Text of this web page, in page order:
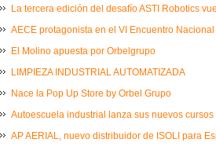
La tercera edición del desafío ASTI Robotics
AECE protagonista en el VI Encuentro
El Molino apuesta por Orbelgrupo
LIMPIEZA INDUSTRIAL AUTOMATIZADA
Nace la Pop Up Store by Orbel Grupo
Autoescuela industrial lanza sus nuevos
AP AERIAL, nuevo distribuidor de ISOLI para